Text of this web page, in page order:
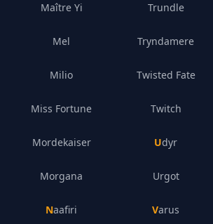
Maître Yi
Mel
Milio
Miss Fortune
Mordekaiser
Morgana
Naafiri
Trundle
Tryndamere
Twisted Fate
Twitch
Udyr
Urgot
Varus